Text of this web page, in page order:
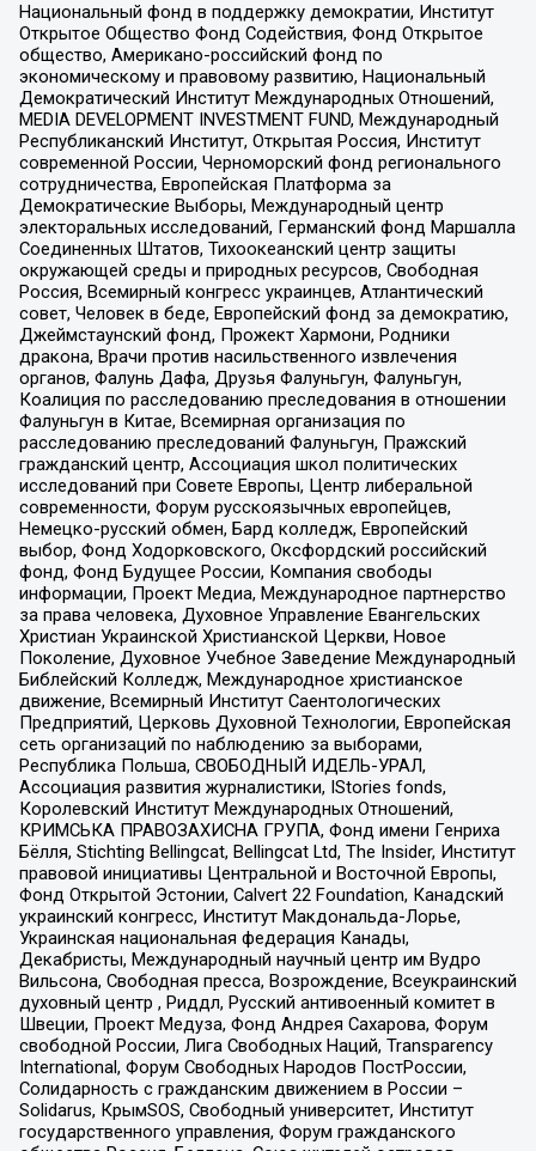
Национальный фонд в поддержку демократии, Институт
Открытое Общество Фонд Содействия, Фонд Открытое
общество, Американо-российский фонд по
экономическому и правовому развитию, Национальный
Демократический Институт Международных Отношений,
MEDIA DEVELOPMENT INVESTMENT FUND, Международный
Республиканский Институт, Открытая Россия, Институт
современной России, Черноморский фонд регионального
сотрудничества, Европейская Платформа за
Демократические Выборы, Международный центр
электоральных исследований, Германский фонд Маршалла
Соединенных Штатов, Тихоокеанский центр защиты
окружающей среды и природных ресурсов, Свободная
Россия, Всемирный конгресс украинцев, Атлантический
совет, Человек в беде, Европейский фонд за демократию,
Джеймстаунский фонд, Прожект Хармони, Родники
дракона, Врачи против насильственного извлечения
органов, Фалунь Дафа, Друзья Фалуньгун, Фалуньгун,
Коалиция по расследованию преследования в отношении
Фалуньгун в Китае, Всемирная организация по
расследованию преследований Фалуньгун, Пражский
гражданский центр, Ассоциация школ политических
исследований при Совете Европы, Центр либеральной
современности, Форум русскоязычных европейцев,
Немецко-русский обмен, Бард колледж, Европейский
выбор, Фонд Ходорковского, Оксфордский российский
фонд, Фонд Будущее России, Компания свободы
информации, Проект Медиа, Международное партнерство
за права человека, Духовное Управление Евангельских
Христиан Украинской Христианской Церкви, Новое
Поколение, Духовное Учебное Заведение Международный
Библейский Колледж, Международное христианское
движение, Всемирный Институт Саентологических
Предприятий, Церковь Духовной Технологии, Европейская
сеть организаций по наблюдению за выборами,
Республика Польша, СВОБОДНЫЙ ИДЕЛЬ-УРАЛ,
Ассоциация развития журналистики, IStories fonds,
Королевский Институт Международных Отношений,
КРИМСЬКА ПРАВОЗАХИСНА ГРУПА, Фонд имени Генриха
Бёлля, Stichting Bellingcat, Bellingcat Ltd, The Insider, Институт
правовой инициативы Центральной и Восточной Европы,
Фонд Открытой Эстонии, Calvert 22 Foundation, Канадский
украинский конгресс, Институт Макдональда-Лорье,
Украинская национальная федерация Канады,
Декабристы, Международный научный центр им Вудро
Вильсона, Свободная пресса, Возрождение, Всеукраинский
духовный центр , Риддл, Русский антивоенный комитет в
Швеции, Проект Медуза, Фонд Андрея Сахарова, Форум
свободной России, Лига Свободных Наций, Transparеncy
International, Форум Свободных Народов ПостРоссии,
Солидарность с гражданским движением в России –
Solidarus, КрымSOS, Свободный университет, Институт
государственного управления, Форум гражданского